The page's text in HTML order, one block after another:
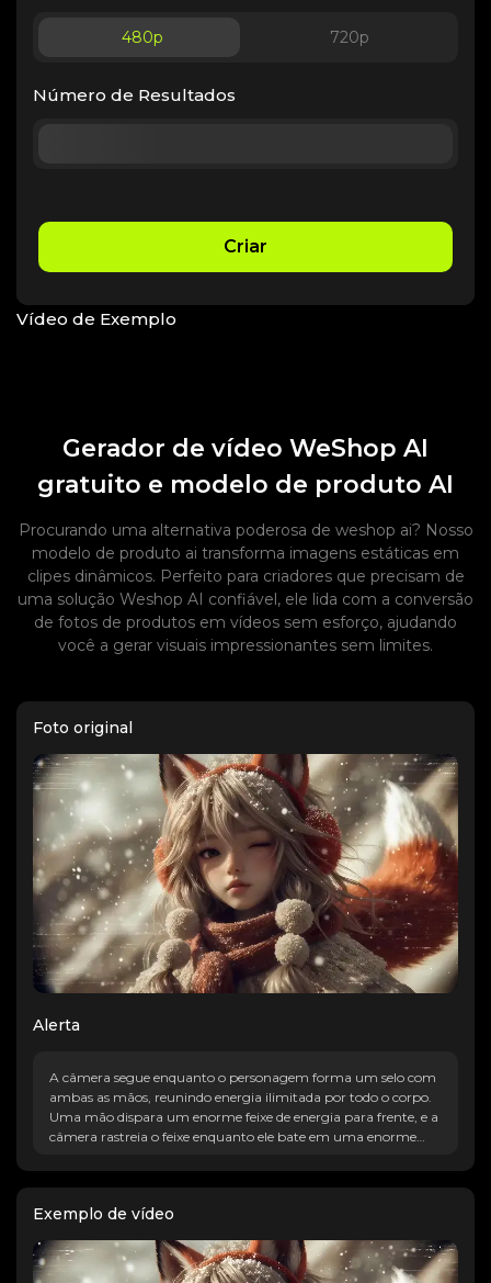
480p 720p
Número de Resultados
Criar
Vídeo de Exemplo
Gerador de vídeo WeShop AI
gratuito e modelo de produto AI
Procurando uma alternativa poderosa de weshop ai? Nosso
modelo de produto ai transforma imagens estáticas em
clipes dinâmicos. Perfeito para criadores que precisam de
uma solução Weshop AI confiável, ele lida com a conversão
de fotos de produtos em vídeos sem esforço, ajudando
você a gerar visuais impressionantes sem limites.
Foto original
Alerta
A câmera segue enquanto o personagem forma um selo com
ambas as mãos, reunindo energia ilimitada por todo o corpo.
Uma mão dispara um enorme feixe de energia para frente, e a
câmera rastreia o feixe enquanto ele bate em uma enorme
mostrando o imenso poder e presença do personagem.
Exemplo de vídeo